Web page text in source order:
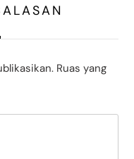
Ruas yang